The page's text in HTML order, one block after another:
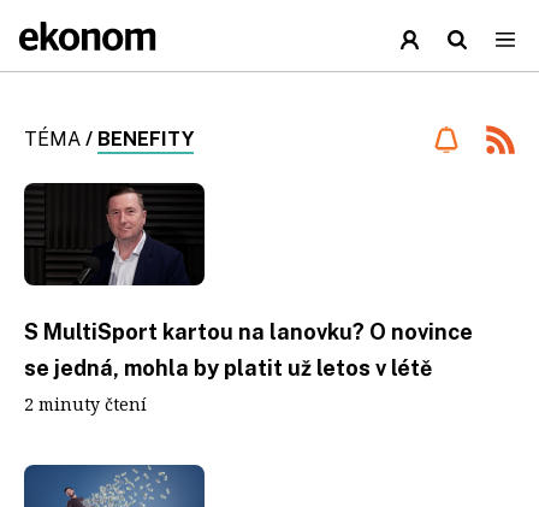
TÉMA / BENEFITY
S MultiSport kartou na lanovku? O novince
se jedná, mohla by platit už letos v létě
2 minuty čtení